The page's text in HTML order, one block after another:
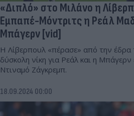
«Διπλό» στο Μιλάνο η
Εμπαπέ-Μόντριτς η Ρεάλ
Μπάγερν [vid]
Η Λίβερπουλ «πέρασε» από την έδρα
δύσκολη νίκη για Ρεάλ και η Μπάγερν
Ντιναμό Ζάγκρεμπ.
18.09.2024 00:00